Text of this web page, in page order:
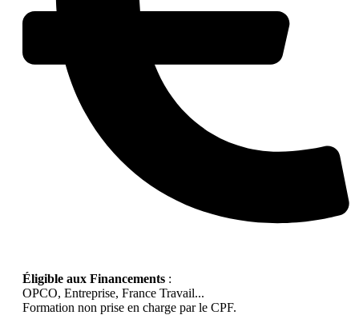
Éligible aux Financements :
OPCO, Entreprise, France Travail...
Formation non prise en charge par le CPF.